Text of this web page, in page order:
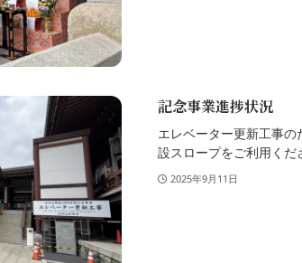
記念事業進捗状況
エレベーター更新工事
設スロープをご利用く
2025年9月11日